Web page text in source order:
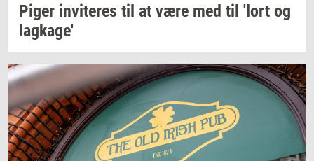
Piger in­vi­te­res til at være med til 'lort og
lag­ka­ge'